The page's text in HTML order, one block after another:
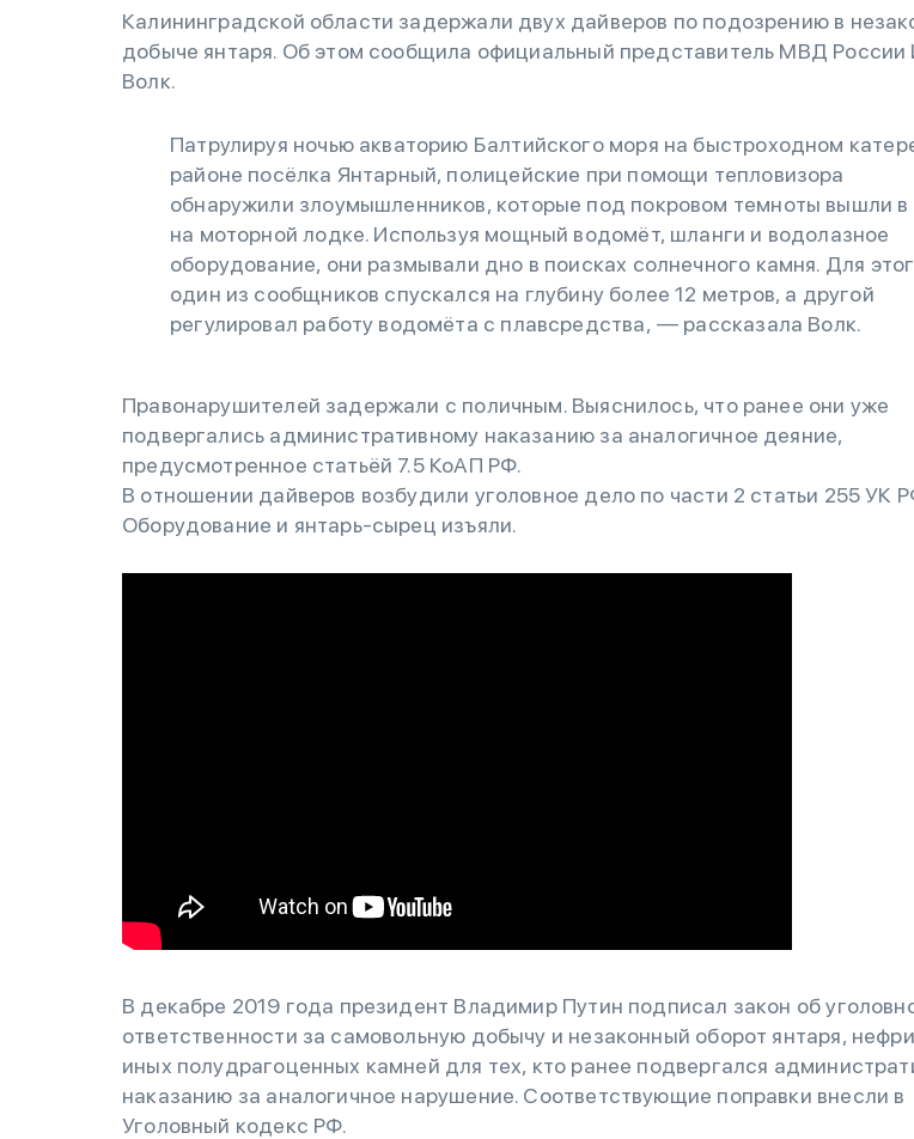
Калининградской области задержали двух дайверов по подозрению в
добыче янтаря. Об этом сообщила официальный представитель МВД России
Волк.
Патрулируя ночью акваторию Балтийского моря на быстроходном
районе посёлка Янтарный, полицейские при помощи тепловизора
обнаружили злоумышленников, которые под покровом темноты вышли в
на моторной лодке. Используя мощный водомёт, шланги и водолазное
оборудование, они размывали дно в поисках солнечного камня. Для
один из сообщников спускался на глубину более 12 метров, а другой
регулировал работу водомёта с плавсредства, — рассказала Волк.
Правонарушителей задержали с поличным. Выяснилось, что ранее они уже
подвергались административному наказанию за аналогичное деяние,
предусмотренное статьёй 7.5 КоАП РФ.
В отношении дайверов возбудили уголовное дело по части 2 статьи 255 УК
Оборудование и янтарь-сырец изъяли.
В декабре 2019 года президент Владимир Путин подписал закон об
ответственности за самовольную добычу и незаконный оборот янтаря,
иных полудрагоценных камней для тех, кто ранее подвергался
наказанию за аналогичное нарушение. Соответствующие поправки внесли в
Уголовный кодекс РФ.